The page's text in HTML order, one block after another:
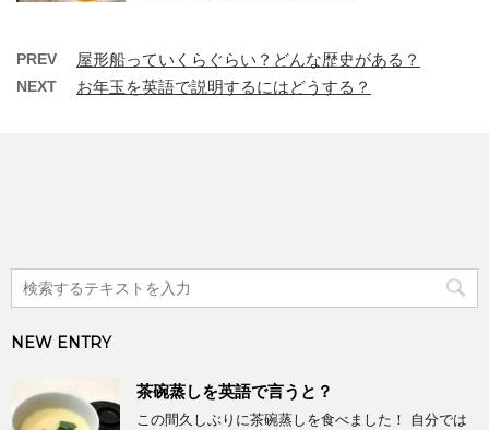
PREV 屋形船っていくらぐらい？どんな歴史がある？
NEXT お年玉を英語で説明するにはどうする？
NEW ENTRY
茶碗蒸しを英語で言うと？
この間久しぶりに茶碗蒸しを食べました！ 自分では